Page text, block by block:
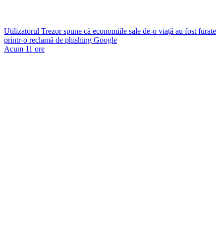
Utilizatorul Trezor spune că economiile sale de-o viață au fost furate
printr-o reclamă de phishing Google
Acum 11 ore